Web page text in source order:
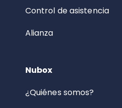
Control de asistencia
Alianza
Nubox
¿Quiénes somos?